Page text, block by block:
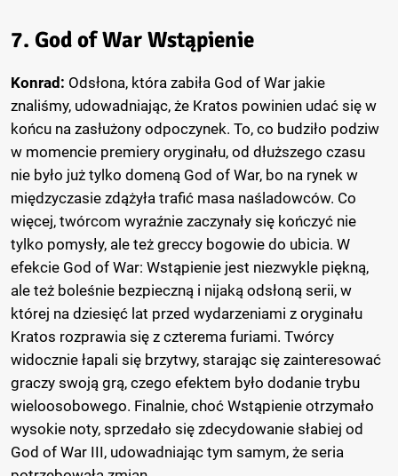
7. God of War Wstąpienie
Konrad: Odsłona, która zabiła God of War jakie
znaliśmy, udowadniając, że Kratos powinien udać się w
końcu na zasłużony odpoczynek. To, co budziło podziw
w momencie premiery oryginału, od dłuższego czasu
nie było już tylko domeną God of War, bo na rynek w
międzyczasie zdążyła trafić masa naśladowców. Co
więcej, twórcom wyraźnie zaczynały się kończyć nie
tylko pomysły, ale też greccy bogowie do ubicia. W
efekcie God of War: Wstąpienie jest niezwykle piękną,
ale też boleśnie bezpieczną i nijaką odsłoną serii, w
której na dziesięć lat przed wydarzeniami z oryginału
Kratos rozprawia się z czterema furiami. Twórcy
widocznie łapali się brzytwy, starając się zainteresować
graczy swoją grą, czego efektem było dodanie trybu
wieloosobowego. Finalnie, choć Wstąpienie otrzymało
wysokie noty, sprzedało się zdecydowanie słabiej od
God of War III, udowadniając tym samym, że seria